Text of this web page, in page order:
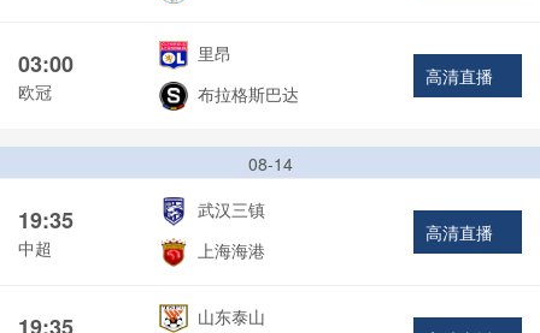
03:00
欧冠
里昂
布拉格斯巴达
高清直播
08-14
19:35
中超
武汉三镇
上海海港
高清直播
19:35
山东泰山